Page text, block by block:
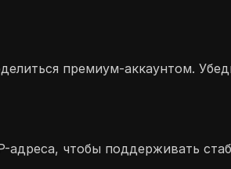
премиум-аккаунтом.
адреса, чтобы поддерживать